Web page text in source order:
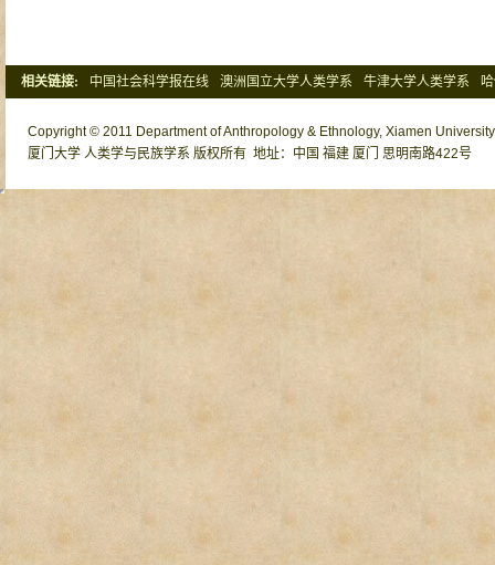
相关链接: 中国社会科学报在线 澳洲国立大学人类学系 牛津大学人类学系
Copyright © 2011 Department of Anthropology & Ethnology, Xiamen
厦门大学 人类学与民族学系 版权所有 地址：中国 福建 厦门 思明南路422号